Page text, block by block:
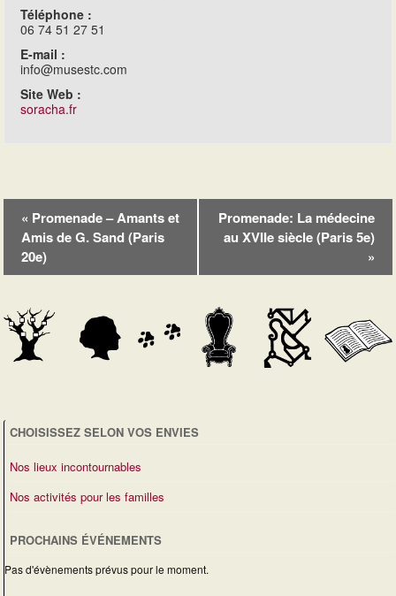
Téléphone :
06 74 51 27 51
E-mail :
info@musestc.com
Site Web :
soracha.fr
« Promenade– Amants et
Amis de G. Sand (Paris
20e)
Promenade: La médecine
au XVIIe siècle (Paris 5e)
»
CHOISISSEZ SELON VOS ENVIES
Nos lieux incontournables
Nos activités pour les familles
PROCHAINS ÉVÉNEMENTS
Pas d'évènements prévus pour le moment.